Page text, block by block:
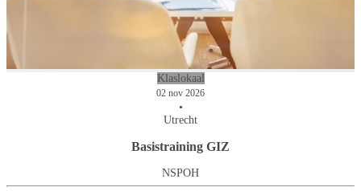
Klaslokaal
02 nov 2026
•
Utrecht
Basistraining GIZ
NSPOH